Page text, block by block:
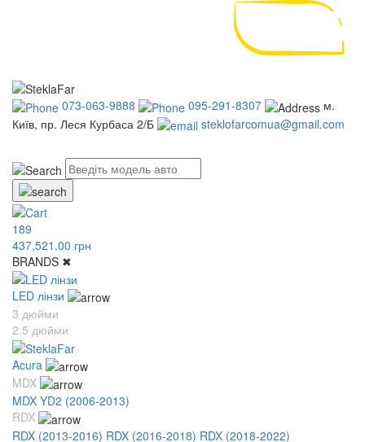
073-063-9888 095-291-8307
м.
Київ, пр. Леся Курбаса 2/Б
steklofarcomua@gmail.com
189
437,521.00 грн
BRANDS ✖
LED лінзи
3 дюйми
2.5 дюйми
Acura
MDX
MDX YD2 (2006-2013)
RDX
RDX (2013-2016) RDX (2016-2018) RDX (2018-2022)